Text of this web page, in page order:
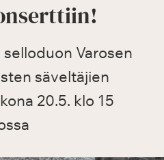
Varosen
säveltäjien
20.5. klo 15